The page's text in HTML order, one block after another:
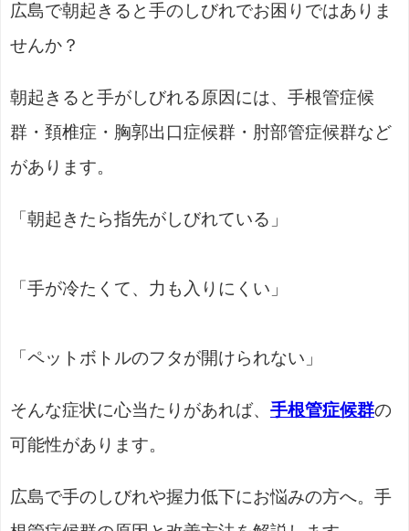
広島で朝起きると手のしびれでお困りではありま
せんか？
朝起きると手がしびれる原因には、手根管症候
群・頚椎症・胸郭出口症候群・肘部管症候群など
があります。
「朝起きたら指先がしびれている」
「手が冷たくて、力も入りにくい」
「ペットボトルのフタが開けられない」
そんな症状に心当たりがあれば、 手根管症候群の
可能性があります。
広島で手のしびれや握力低下にお悩みの方へ。手